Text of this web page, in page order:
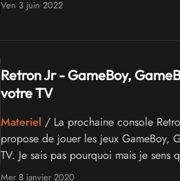
Ven 3 juin 2022
Retron Jr - GameBoy,
votre TV
Materiel / La prochaine console
propose de jouer les jeux GameBoy,
TV. Je sais pas pourquoi mais je sens
Mer 8 janvier 2020